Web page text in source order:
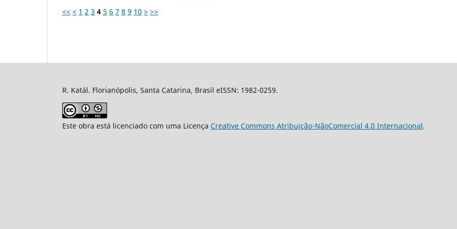
<< < 1 2 3 4 5 6 7 8 9 10 > >>
R. Katál. Florianópolis, Santa Catarina, Brasil eISSN: 1982-0259.
Este obra está licenciado com uma Licença Creative Commons Atribuição-NãoComercial 4.0 Internacional.